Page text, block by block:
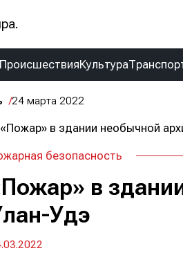
ПроисшествияКультура
24 марта 2022
безопасность
в
Удэ